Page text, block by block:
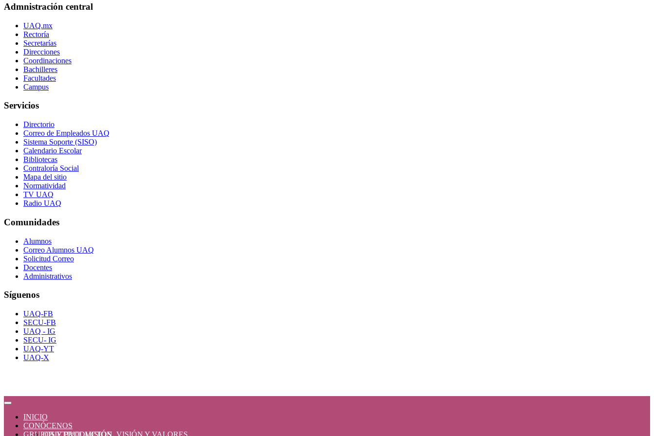
Admnistración central
UAQ.mx
Rectoría
Secretarías
Direcciones
Coordinaciones
Bachilleres
Facultades
Campus
Servicios
Directorio
Correo de Empleados UAQ
Sistema Soporte (SISO)
Calendario Escolar
Bibliotecas
Contraloría Social
Mapa del sitio
Normatividad
TV UAQ
Radio UAQ
Comunidades
Alumnos
Correo Alumnos UAQ
Solicitud Correo
Docentes
Administrativos
Síguenos
UAQ-FB
SECU-FB
UAQ - IG
SECU- IG
UAQ-YT
UAQ-X
INICIO
CONÓCENOS
OBJETIVO, MISIÓN, VISIÓN Y VALORES
GRUPOS Y PRODUCTOS